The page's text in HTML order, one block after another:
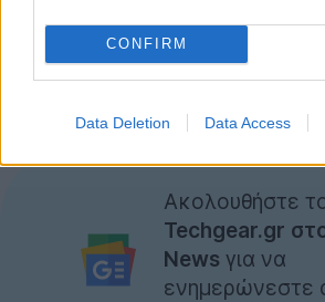
CONFIRM
Data Deletion Data Access
εγκεφάλου με τον πόνο
ακουμπούσε το χέρι του
Ακολουθήστε
Techgear.gr
News για να
ενημερώνεστε